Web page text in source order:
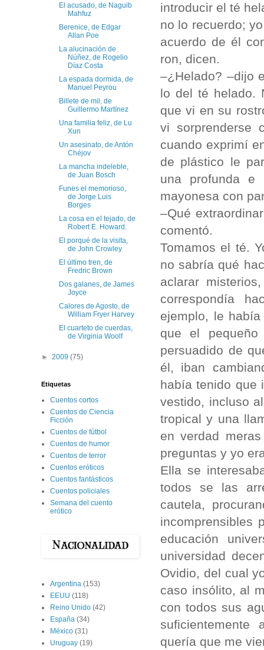
introducir el té
no lo recuerdo;
acuerdo de él
ron, dicen.
–¿Helado? –dijo
lo del té helado.
que vi en su
vi sorprenderse
cuando exprimí
de plástico le
una profunda e
mayonesa con
–Qué
comentó.
Tomamos el té.
no sabría qué
aclarar
correspondía
ejemplo, le
que el
persuadido de
él, iban
había tenido que
vestido, incluso
tropical y una
en verdad
preguntas y yo
Ella se
todos se las
cautela,
incomprensibles
educación
universidad
Ovidio, del cual
caso insólito, al
con todos sus
suficientemente
quería que me
El acusado, de Naguib
Mahfuz
Berenice, de Edgar
Allan Poe
La alucinación de
Núñez, de Rogelio
Díaz Costa
La espada dormida, de
Manuel Peyrou
Billete de mil, de
Guillermo Martínez
Una familia feliz, de Lu
Xun
Un asesinato, de Antón
Chéjov
La mancha indeleble,
de Juan Bosch
Funes el memorioso,
de Jorge Luis
Borges
La cosa en el tejado, de
Robert E. Howard.
El porqué de la visita,
de John Crowley
El último tren, de
Fredric Brown
Dos galanes, de James
Joyce
Calores de Agosto, de
William Fryer Harvey
El cuarteto de cuerdas,
de Virginia Woolf
► 2009 (75)
Etiquetas
Cuentos cortos
Cuentos de Ciencia
Ficción
Cuentos de fútbol
Cuentos de humor
Cuentos de terror
Cuentos eróticos
Cuentos fantásticos
Cuentos policiales
Semana del cuento
erótico
Argentina (153)
EEUU (118)
Reino Unido (42)
España (34)
México (31)
Uruguay (19)